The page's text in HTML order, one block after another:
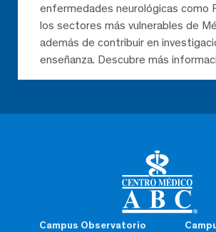
Campus Observatorio
enfermedades neurológicas como
los sectores más vulnerables de
además de contribuir en
enseñanza. Descubre más